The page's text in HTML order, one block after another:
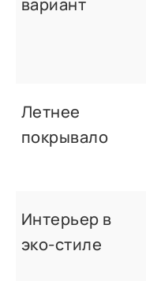
Летнее
покрывало
Интерьер в
эко-стиле